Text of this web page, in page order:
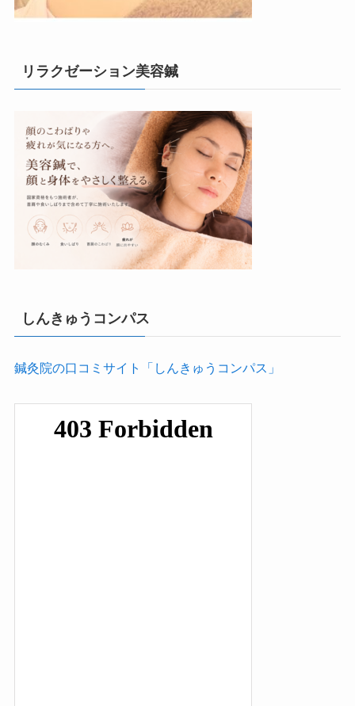
リラクゼーション美容鍼
しんきゅうコンパス
鍼灸院の口コミサイト「しんきゅうコンパス」